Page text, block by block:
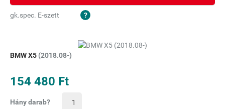
gk.spec. E-szett
BMW X5 (2018.08-)
154 480 Ft
Hány darab?